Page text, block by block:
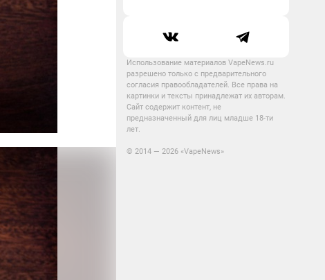
Использование материалов VapeNews.ru
разрешено только с предварительного
согласия правообладателей. Все права на
картинки и тексты принадлежат их авторам.
Сайт содержит контент, не
предназначенный для лиц младше 18-ти
лет.
© 2014 — 2026 «VapeNews»